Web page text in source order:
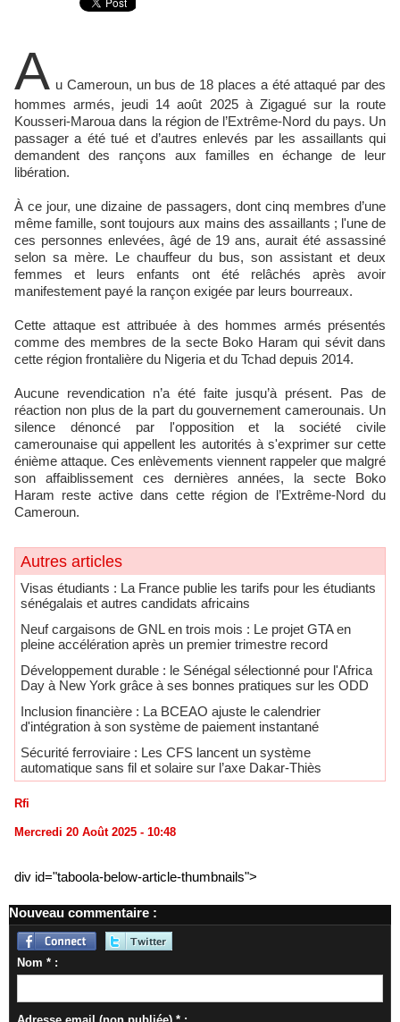
A u Cameroun, un bus de 18 places a été attaqué par des
hommes armés, jeudi 14 août 2025 à Zigagué sur la route
Kousseri-Maroua dans la région de l’Extrême-Nord du pays. Un
passager a été tué et d’autres enlevés par les assaillants qui
demandent des rançons aux familles en échange de leur
libération.
À ce jour, une dizaine de passagers, dont cinq membres d’une
même famille, sont toujours aux mains des assaillants ; l'une de
ces personnes enlevées, âgé de 19 ans, aurait été assassiné
selon sa mère. Le chauffeur du bus, son assistant et deux
femmes et leurs enfants ont été relâchés après avoir
manifestement payé la rançon exigée par leurs bourreaux.
Cette attaque est attribuée à des hommes armés présentés
comme des membres de la secte Boko Haram qui sévit dans
cette région frontalière du Nigeria et du Tchad depuis 2014.
Aucune revendication n’a été faite jusqu’à présent. Pas de
réaction non plus de la part du gouvernement camerounais. Un
silence dénoncé par l'opposition et la société civile
camerounaise qui appellent les autorités à s'exprimer sur cette
énième attaque. Ces enlèvements viennent rappeler que malgré
son affaiblissement ces dernières années, la secte Boko
Haram reste active dans cette région de l’Extrême-Nord du
Cameroun.
Autres articles
​Visas étudiants : La France publie les tarifs pour les étudiants
sénégalais et autres candidats africains
Neuf cargaisons de GNL en trois mois : Le projet GTA en
pleine accélération après un premier trimestre record
Développement durable : le Sénégal sélectionné pour l'Africa
Day à New York grâce à ses bonnes pratiques sur les ODD
​Inclusion financière : La BCEAO ajuste le calendrier
d'intégration à son système de paiement instantané
Sécurité ferroviaire : Les CFS lancent un système
automatique sans fil et solaire sur l’axe Dakar-Thiès
Rfi
Mercredi 20 Août 2025 - 10:48
div id="taboola-below-article-thumbnails">
Nouveau commentaire :
Nom * :